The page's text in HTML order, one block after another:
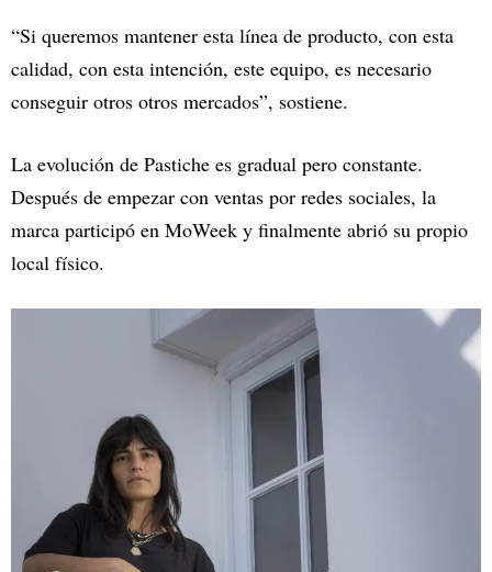
“Si queremos mantener esta línea de producto, con esta
calidad, con esta intención, este equipo, es necesario
conseguir otros otros mercados”, sostiene.
La evolución de Pastiche es gradual pero constante.
Después de empezar con ventas por redes sociales, la
marca participó en MoWeek y finalmente abrió su propio
local físico.